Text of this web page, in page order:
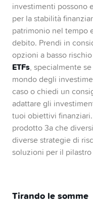
investimenti possono
per la stabilità
patrimonio nel tempo
debito. Prendi in
opzioni a basso
ETFs, specialmente
mondo degli
caso o chiedi un
adattare gli
tuoi obiettivi
prodotto 3a che
diverse strategie di
soluzioni per il pilastro
Tirando le somme